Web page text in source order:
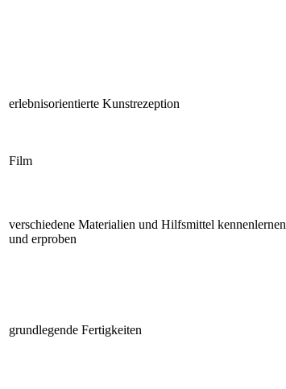
erlebnisorientierte Kunstrezeption
Film
verschiedene Materialien und Hilfsmittel kennenlernen
und erproben
grundlegende Fertigkeiten